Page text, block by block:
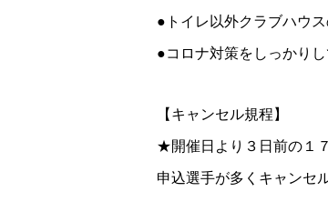
●トイレ以外クラブハウ
●コロナ対策をしっかりし
【キャンセル規程】
★開催日より３日前の１
申込選手が多くキャンセ